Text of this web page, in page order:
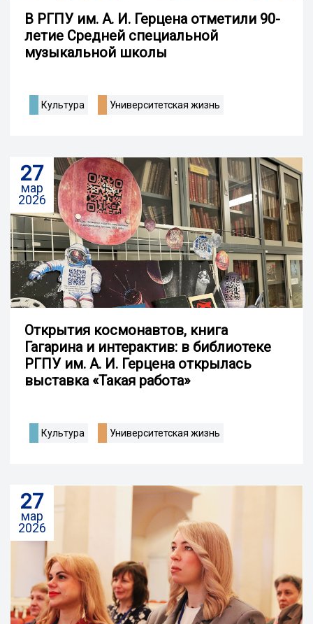
В РГПУ им. А. И. Герцена отметили 90-
летие Средней специальной
музыкальной школы
Культура Университетская жизнь
27
мар
2026
Открытия космонавтов, книга
Гагарина и интерактив: в библиотеке
РГПУ им. А. И. Герцена открылась
выставка «Такая работа»
Культура Университетская жизнь
27
мар
2026